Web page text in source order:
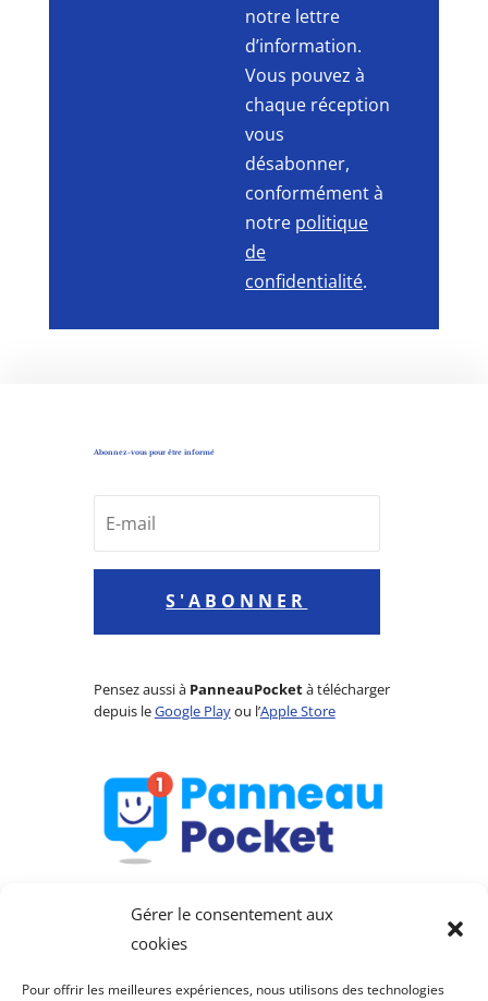
Gérer le consentement aux
cookies
Pour offrir les meilleures expériences, nous utilisons des technologies
notre lettre
d’information.
Vous pouvez à
chaque réception
vous
désabonner,
conformément à
notre politique
de
confidentialité.
Abonnez-vous pour être informé
S'ABONNER
Pensez aussi à PanneauPocketà télécharger
depuis leGoogle Playou l’Apple Store